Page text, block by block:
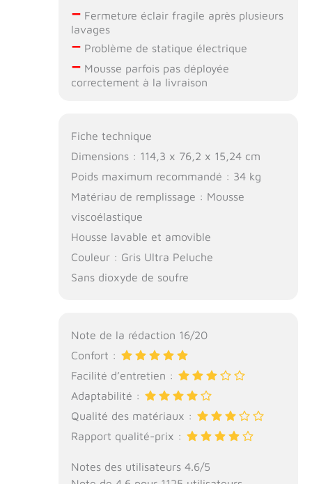
–Fermeture éclair fragile après plusieurs
lavages
–Problème de statique électrique
–Mousse parfois pas déployée
correctement à la livraison
Fiche technique
Dimensions : 114,3 x 76,2 x 15,24 cm
Poids maximum recommandé : 34 kg
Matériau de remplissage : Mousse
viscoélastique
Housse lavable et amovible
Couleur : Gris Ultra Peluche
Sans dioxyde de soufre
Note de la rédaction 16/20
Confort :
Facilité d’entretien :
Adaptabilité :
Qualité des matériaux :
Rapport qualité-prix :
Notes des utilisateurs 4.6/5